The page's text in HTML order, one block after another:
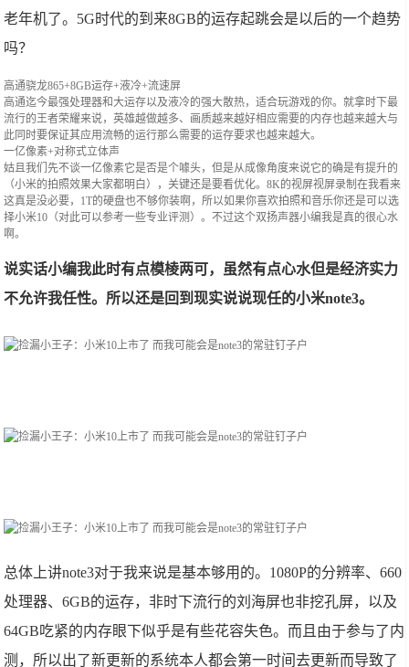
老年机了。5G时代的到来8GB的运存起跳会是以后的一个趋势
吗？
高通骁龙865+8GB运存+液冷+流速屏
高通迄今最强处理器和大运存以及液冷的强大散热，适合玩游戏的你。就拿时下最
流行的王者荣耀来说，英雄越做越多、画质越来越好相应需要的内存也越来越大与
此同时要保证其应用流畅的运行那么需要的运存要求也越来越大。
一亿像素+对称式立体声
姑且我们先不谈一亿像素它是否是个噱头，但是从成像角度来说它的确是有提升的
（小米的拍照效果大家都明白），关键还是要看优化。8K的视屏视屏录制在我看来
这真是没必要，1T的硬盘也不够你装啊，所以如果你喜欢拍照和音乐你还是可以选
择小米10（对此可以参考一些专业评测）。不过这个双扬声器小编我是真的很心水
啊。
说实话小编我此时有点模棱两可，虽然有点心水但是经济实力
不允许我任性。所以还是回到现实说说现任的小米note3。
总体上讲note3对于我来说是基本够用的。1080P的分辨率、660
处理器、6GB的运存，非时下流行的刘海屏也非挖孔屏，以及
64GB吃紧的内存眼下似乎是有些花容失色。而且由于参与了内
测，所以出了新更新的系统本人都会第一时间去更新而导致了